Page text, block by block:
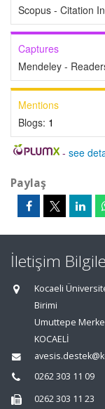
Scopus - Citation
Captures
Mendeley -
Mentions
Blogs: 1
- see
Paylaş
İletişim
Kocaeli
Birimi
Umuttepe
KOCAELİ
0262 303 11 09
0262 303 11 23